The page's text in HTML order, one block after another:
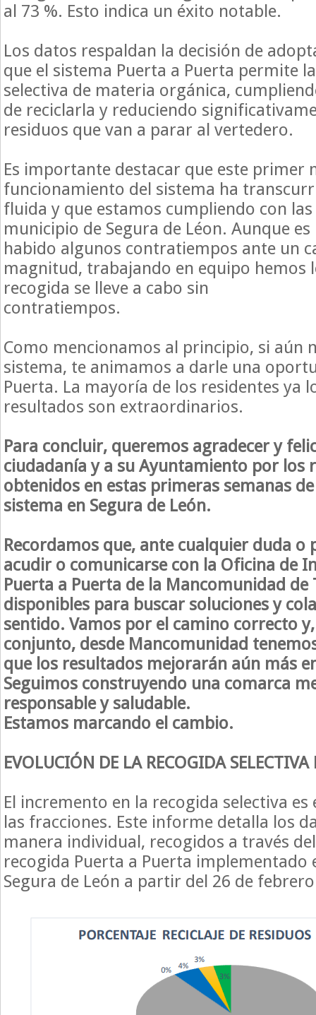
al 73 %. Esto indica un éxito notable.
Los datos respaldan la decisión de
que el sistema Puerta a Puerta permite
selectiva de materia orgánica,
de reciclarla y reduciendo
residuos que van a parar al vertedero.
Es importante destacar que este primer
funcionamiento del sistema ha
fluida y que estamos cumpliendo con
municipio de Segura de Léon. Aunque
habido algunos contratiempos ante un
magnitud, trabajando en equipo hemos
recogida se lleve a cabo sin
contratiempos.
Como mencionamos al principio, si aún
sistema, te animamos a darle una
Puerta. La mayoría de los residentes ya
resultados son extraordinarios.
Para concluir, queremos agradecer y
ciudadanía y a su Ayuntamiento por los
obtenidos en estas primeras semanas
sistema en Segura de León.
Recordamos que, ante cualquier duda o
acudir o comunicarse con la Oficina de
Puerta a Puerta de la Mancomunidad de
disponibles para buscar soluciones y
sentido. Vamos por el camino correcto
conjunto, desde Mancomunidad
que los resultados mejorarán aún más
Seguimos construyendo una comarca
responsable y saludable.
Estamos marcando el cambio.
EVOLUCIÓN DE LA RECOGIDA SELECTIVA
El incremento en la recogida selectiva
las fracciones. Este informe detalla los
manera individual, recogidos a través
recogida Puerta a Puerta implementado
Segura de León a partir del 26 de